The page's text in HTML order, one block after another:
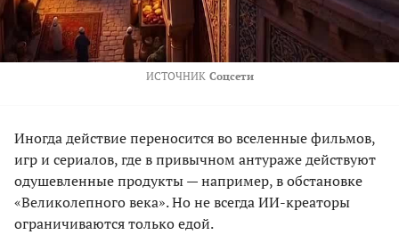
ИСТОЧНИК Соцсети
Иногда действие переносится во вселенные фильмов,
игр и сериалов, где в привычном антураже действуют
одушевленные продукты — например, в обстановке
«Великолепного века». Но не всегда ИИ-креаторы
ограничиваются только едой.